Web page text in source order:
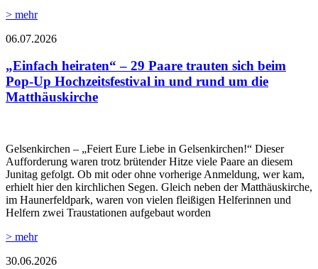
> mehr
06.07.2026
„Einfach heiraten“ – 29 Paare trauten sich beim
Pop-Up Hochzeitsfestival in und rund um die
Matthäuskirche
Gelsenkirchen – „Feiert Eure Liebe in Gelsenkirchen!“ Dieser
Aufforderung waren trotz brütender Hitze viele Paare an diesem
Junitag gefolgt. Ob mit oder ohne vorherige Anmeldung, wer kam,
erhielt hier den kirchlichen Segen. Gleich neben der Matthäuskirche,
im Haunerfeldpark, waren von vielen fleißigen Helferinnen und
Helfern zwei Traustationen aufgebaut worden
> mehr
30.06.2026